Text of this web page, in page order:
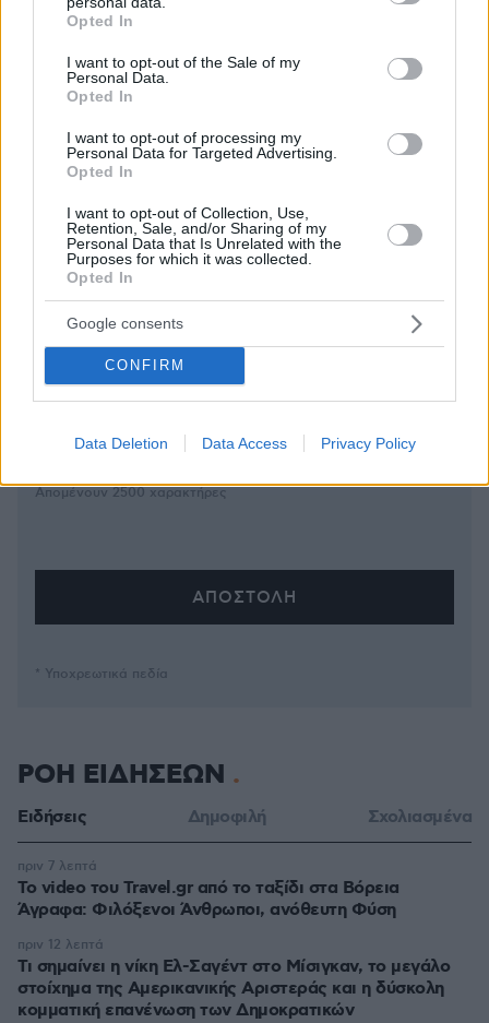
grant or deny consent to Google and its third-party tags to
use your data for below specified purposes in below Google
consent section.
Opted In
I want to opt-out of the Sale of my
Personal Data.
Opted In
I want to opt-out of processing my
Personal Data for Targeted Advertising.
Opted In
I want to opt-out of Collection, Use,
Retention, Sale, and/or Sharing of my
Personal Data that Is Unrelated with the
Purposes for which it was collected.
Opted In
Google consents
CONFIRM
Data Deletion Data Access Privacy Policy
EMAIL
ΣΧΌΛΙΟ *
Απομένουν 2500 χαρακτήρες
* Υποχρεωτικά πεδία
ΡΟΗ ΕΙΔΗΣΕΩΝ
Ειδήσεις Δημοφιλή Σχολιασμένα
To video του Travel.gr από το ταξίδι στα Βόρεια
Άγραφα: Φιλόξενοι Άνθρωποι, ανόθευτη Φύση
πριν 7 λεπτά
Τι σημαίνει η νίκη Ελ-Σαγέντ στο Μίσιγκαν, το μεγάλο
στοίχημα της Aμερικανικής Αριστεράς και η δύσκολη
κομματική επανένωση των Δημοκρατικών
πριν 12 λεπτά